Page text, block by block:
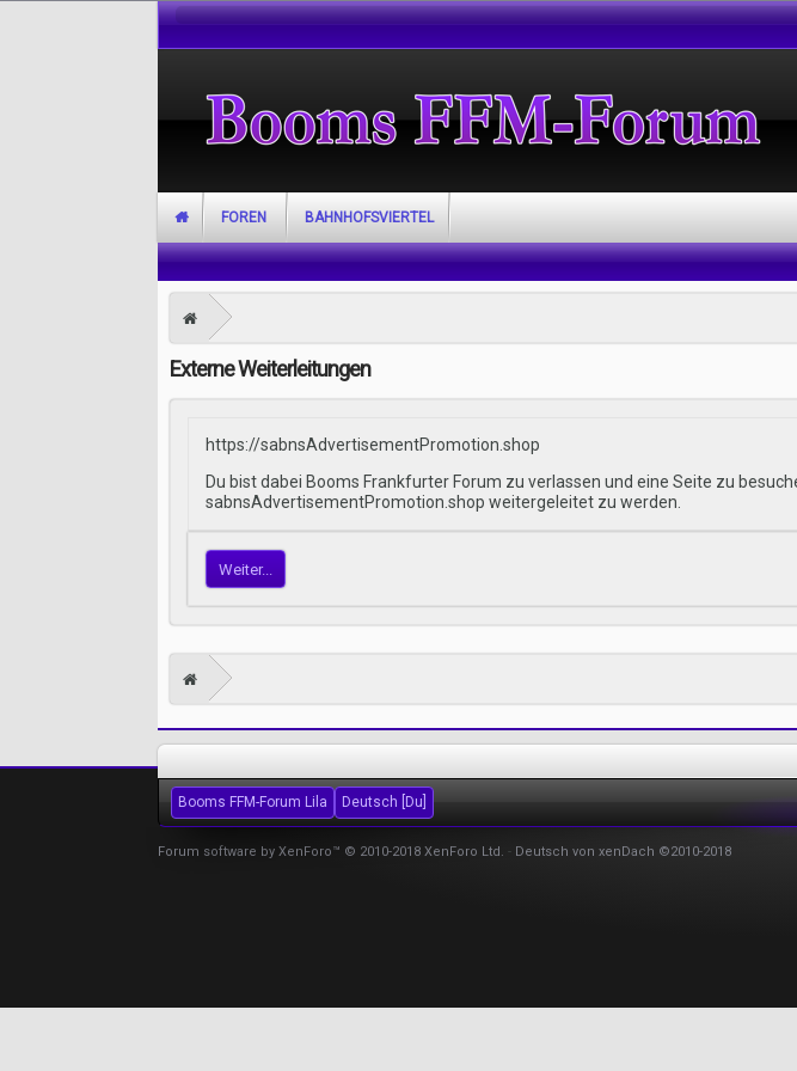
Externe Weiterleitungen
https://sabnsAdvertisementPromotion.shop
Du bist dabei Booms Frankfurter Forum zu verlassen und eine Seite zu
sabnsAdvertisementPromotion.shop weitergeleitet zu werden.
Weiter...
FOREN BAHNHOFSVIERTEL
Booms FFM-Forum Lila Deutsch [Du]
Forum software by XenForo™ © 2010-2018 XenForo Ltd. - Deutsch von xenDach ©2010-2018